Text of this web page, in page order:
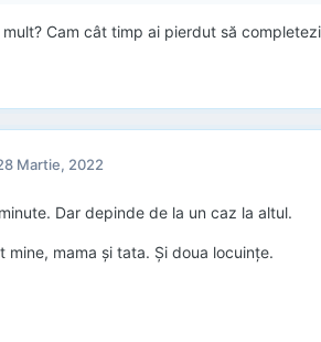
mult? Cam cât timp ai pierdut să
Martie, 2022
Dar depinde de la un caz la altul.
mine, mama și tata. Și doua locuințe.